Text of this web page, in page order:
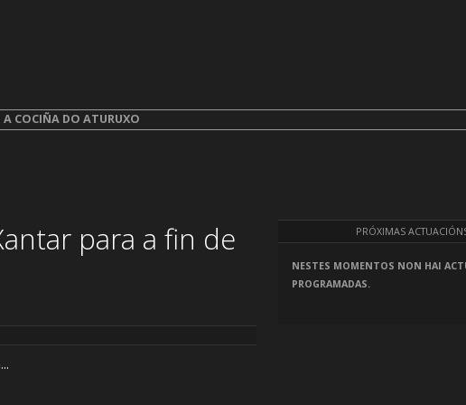
A COCIÑA DO ATURUXO
para a fin de
PRÓXIMAS
NESTES MOMENTOS NON HAI
PROGRAMADAS.